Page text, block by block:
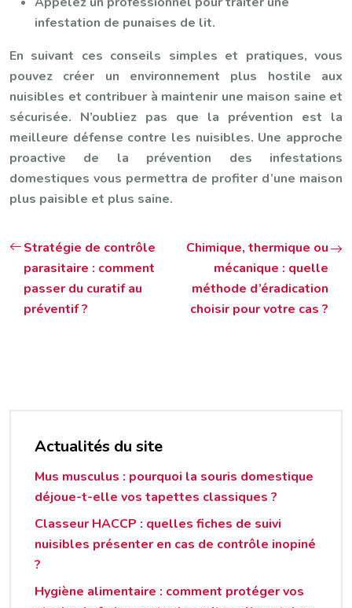
infestation de punaises de lit.
En suivant ces conseils simples et pratiques, vous
pouvez créer un environnement plus hostile aux
nuisibles et contribuer à maintenir une maison saine et
sécurisée. N’oubliez pas que la prévention est la
meilleure défense contre les nuisibles. Une approche
proactive de la prévention des infestations
domestiques vous permettra de profiter d’une maison
plus paisible et plus saine.
Stratégie de contrôle
parasitaire : comment
passer du curatif au
préventif ?
Chimique, thermique ou
mécanique : quelle
méthode d’éradication
choisir pour votre cas ?
Actualités du site
Mus musculus : pourquoi la souris domestique
déjoue-t-elle vos tapettes classiques ?
Classeur HACCP : quelles fiches de suivi
nuisibles présenter en cas de contrôle inopiné
?
Hygiène alimentaire : comment protéger vos